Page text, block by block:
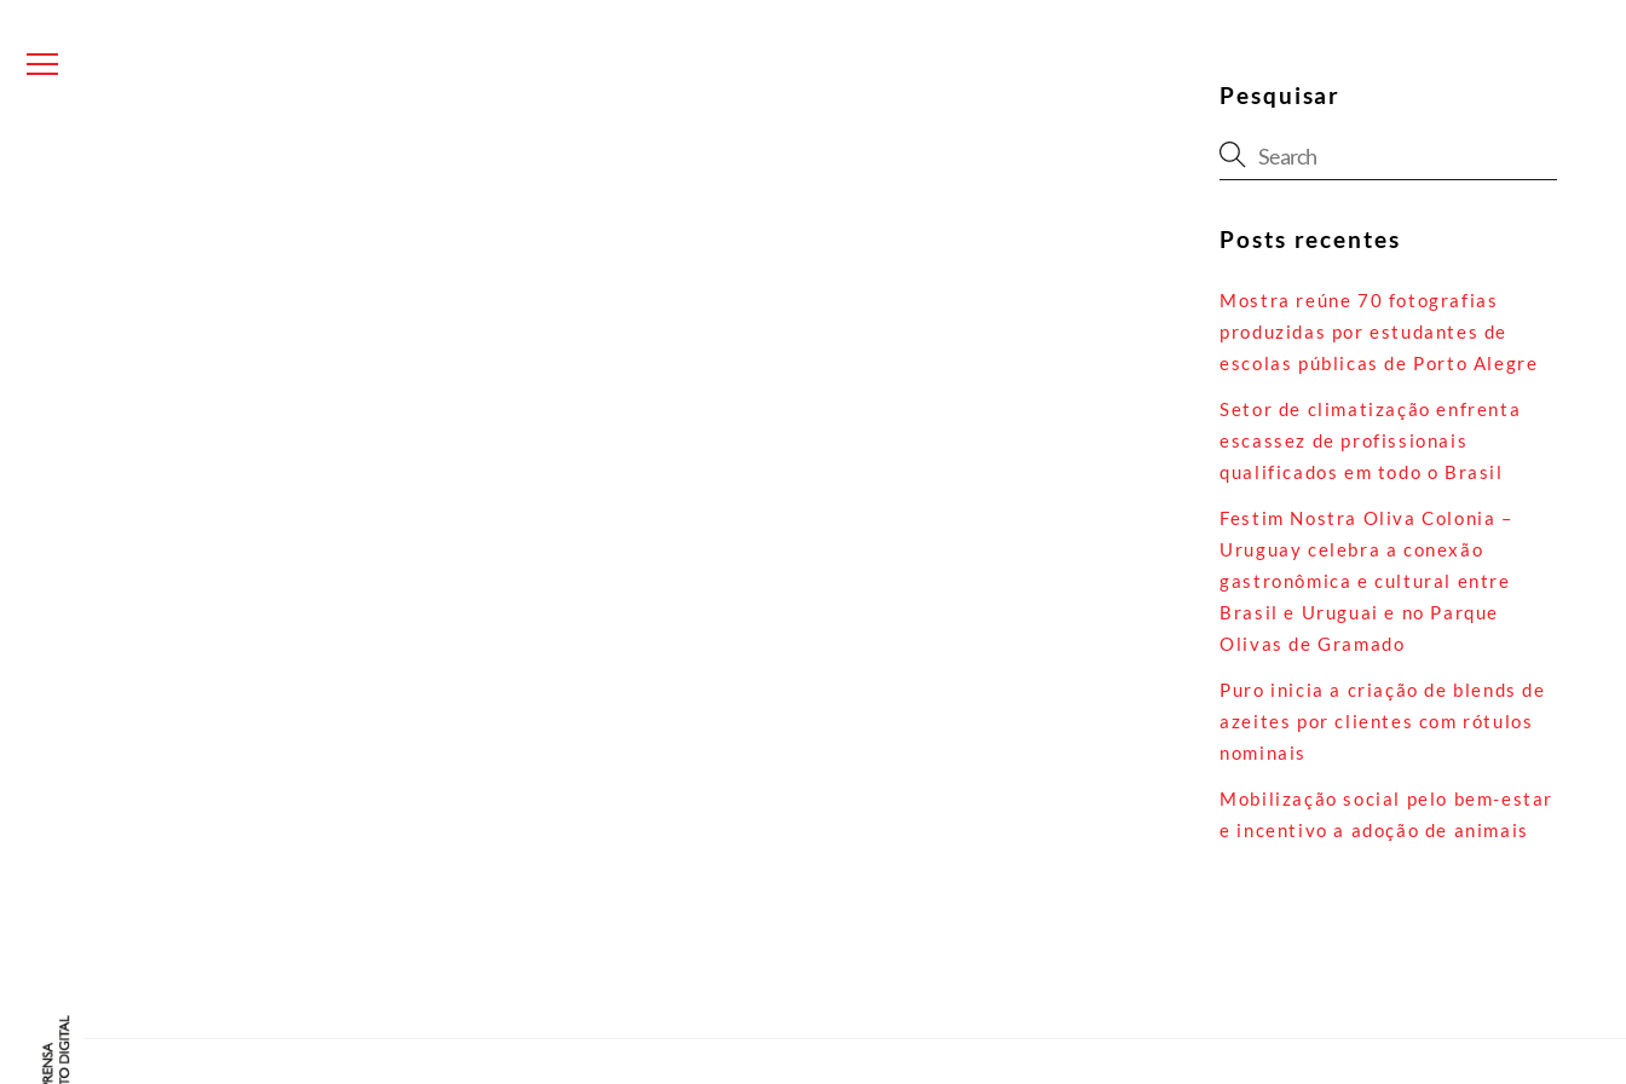
content
Pesquisar
Posts recentes
Mostra reúne 70 fotografias
produzidas por estudantes de
escolas públicas de Porto Alegre
Setor de climatização enfrenta
escassez de profissionais
qualificados em todo o Brasil
Festim Nostra Oliva Colonia –
Uruguay celebra a conexão
gastronômica e cultural entre
Brasil e Uruguai e no Parque
Olivas de Gramado
Puro inicia a criação de blends de
azeites por clientes com rótulos
nominais
Mobilização social pelo bem-estar
e incentivo a adoção de animais